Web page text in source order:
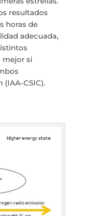
resultados
horas de
adecuada,
mejor si
CSIC).